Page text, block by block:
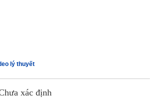
lý thuyết
xác định